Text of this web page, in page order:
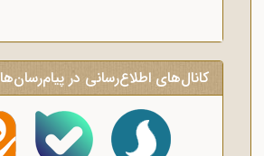
کانال‌های اطلاع‌رسانی در پیام‌رسان‌ها